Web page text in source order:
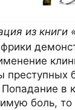
из книги
преступных
в
боль, то